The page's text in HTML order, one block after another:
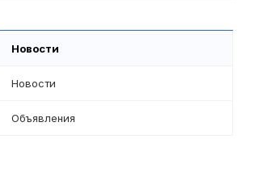
Новости
Новости
Объявления